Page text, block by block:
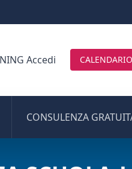
Accedi
CONSULENZA